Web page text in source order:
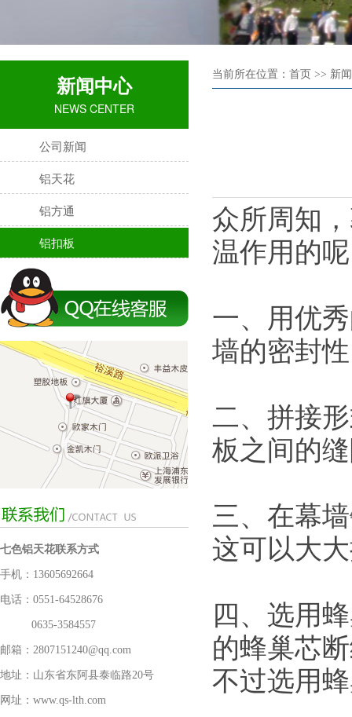
新闻中心
NEWS CENTER
公司新闻
铝天花
铝方通
铝扣板
七色铝天花联系方式
手机：13605692664
电话：0551-64528676
0635-3584557
邮箱：2807151240@qq.com
地址：山东省东阿县泰临路20号
网址：www.qs-lth.com
当前所在位置：首页 >> 新
众所周知
温作用的
一、用优
墙的密封
二、拼接
板之间的
三、在幕墙
这可以大
四、选用
的蜂巢芯
不过选用